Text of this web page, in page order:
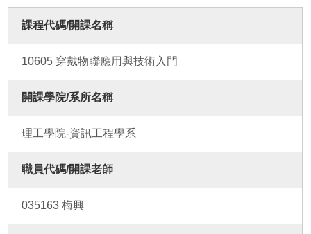
課程代碼/開課名稱
10605 穿戴物聯應用與技術入門
開課學院/系所名稱
理工學院-資訊工程學系
職員代碼/開課老師
035163 梅興